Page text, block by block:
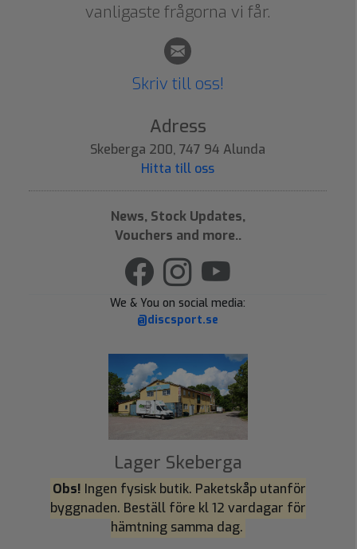
vanligaste frågorna vi får.
Skriv till oss!
Adress
Skeberga 200, 747 94 Alunda
Hitta till oss
News, Stock Updates,
Vouchers and more..
We & You on social media:
@discsport.se
Lager Skeberga
Obs! Ingen fysisk butik. Paketskåp utanför
byggnaden. Beställ före kl 12 vardagar för
hämtning samma dag.